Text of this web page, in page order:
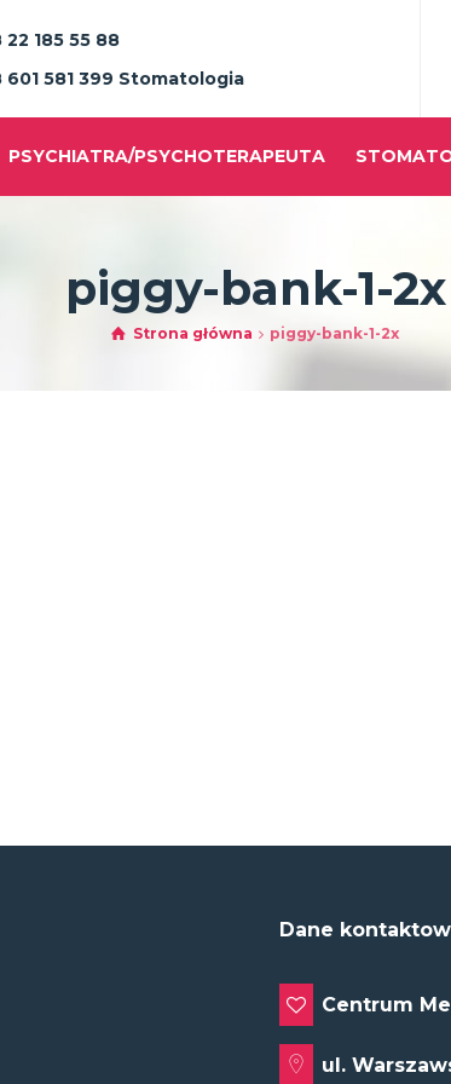
22 185 55 88
601 581 399 Stomatologia
PSYCHIATRA/PSYCHOTERAPEUTA
piggy-bank-1-2x
Strona główna piggy-bank-1-2x
Dane
Centrum
ul.